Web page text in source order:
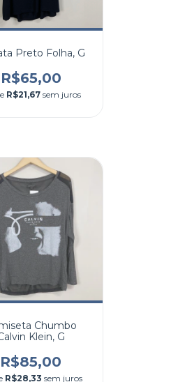
Preto Folha, G
R$65,00
R$21,67 sem juros
Chumbo
Klein, G
R$85,00
R$28,33 sem juros